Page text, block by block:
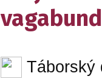
Táborský